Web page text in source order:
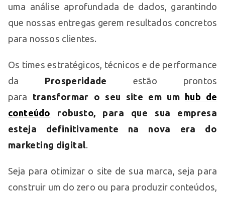
uma análise aprofundada de dados, garantindo
que nossas entregas gerem resultados concretos
para nossos clientes.
Os times estratégicos, técnicos e de performance
da Prosperidade estão prontos
para transformar o seu site em um hub de
conteúdo robusto, para que sua empresa
esteja definitivamente na nova era do
marketing digital.
Seja para otimizar o site de sua marca, seja para
construir um do zero ou para produzir conteúdos,